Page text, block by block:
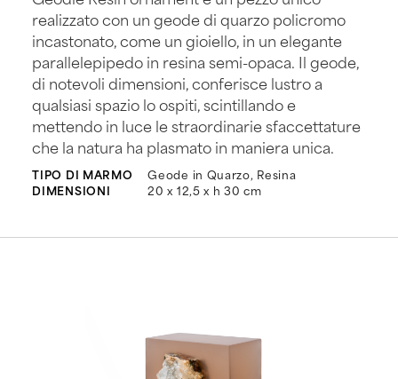
realizzato con un geode di quarzo policromo
incastonato, come un gioiello, in un elegante
parallelepipedo in resina semi-opaca. Il geode,
di notevoli dimensioni, conferisce lustro a
qualsiasi spazio lo ospiti, scintillando e
mettendo in luce le straordinarie sfaccettature
che la natura ha plasmato in maniera unica.
TIPO DI MARMO
Geode in Quarzo, Resina
DIMENSIONI
20 x 12,5 x h 30 cm